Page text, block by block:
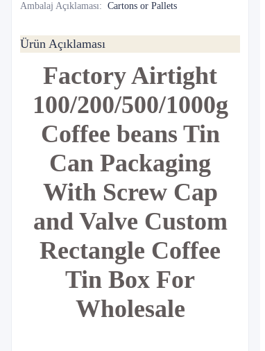
Ambalaj Açıklaması: Cartons or Pallets
Ürün Açıklaması
Factory Airtight
100/200/500/1000g
Coffee beans Tin
Can Packaging
With Screw Cap
and Valve Custom
Rectangle Coffee
Tin Box For
Wholesale